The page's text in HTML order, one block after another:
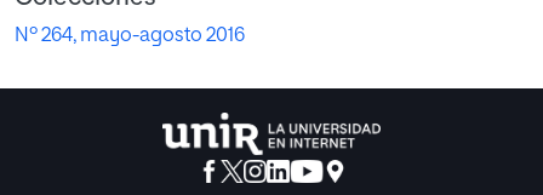
Nº 264, mayo-agosto 2016